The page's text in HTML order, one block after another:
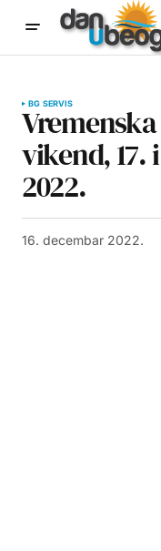
BG SERVIS
vikend, 17.
2022.
16. decembar 2022.